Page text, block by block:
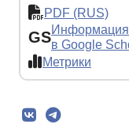
PDF (RUS)
GSИнформация
в Google
Метрики